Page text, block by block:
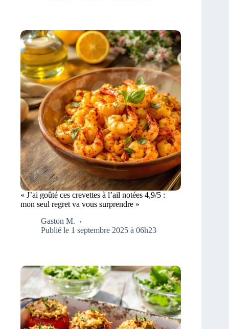
« J’ai goûté ces crevettes à l’ail notées 4,9/5 :
mon seul regret va vous surprendre »
Gaston M.
Publié le 1 septembre 2025 à 06h23